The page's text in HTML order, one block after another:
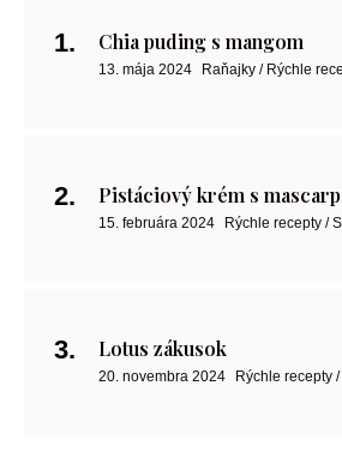
Chia puding s mangom
13. mája 2024 Raňajky / Rýchle
Pistáciový krém s
15. februára 2024 Rýchle recepty /
Lotus zákusok
20. novembra 2024 Rýchle recepty